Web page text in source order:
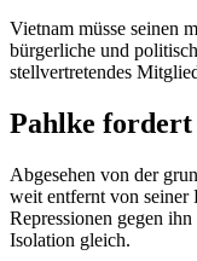
Vietnam müsse seinen
bürgerliche und
stellvertretendes
Pahlke fordert
Abgesehen von der
weit entfernt von seiner
Repressionen gegen
Isolation gleich.